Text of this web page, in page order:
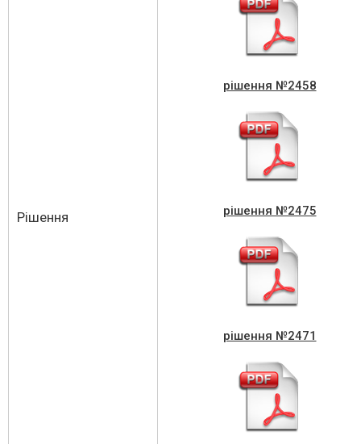
Рішення
рішення №2458
рішення №2475
рішення №2471